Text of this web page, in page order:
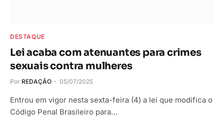
DESTAQUE
Lei acaba com atenuantes para crimes
sexuais contra mulheres
Por REDAÇÃO 05/07/2025
Entrou em vigor nesta sexta-feira (4) a lei que modifica o
Código Penal Brasileiro para…